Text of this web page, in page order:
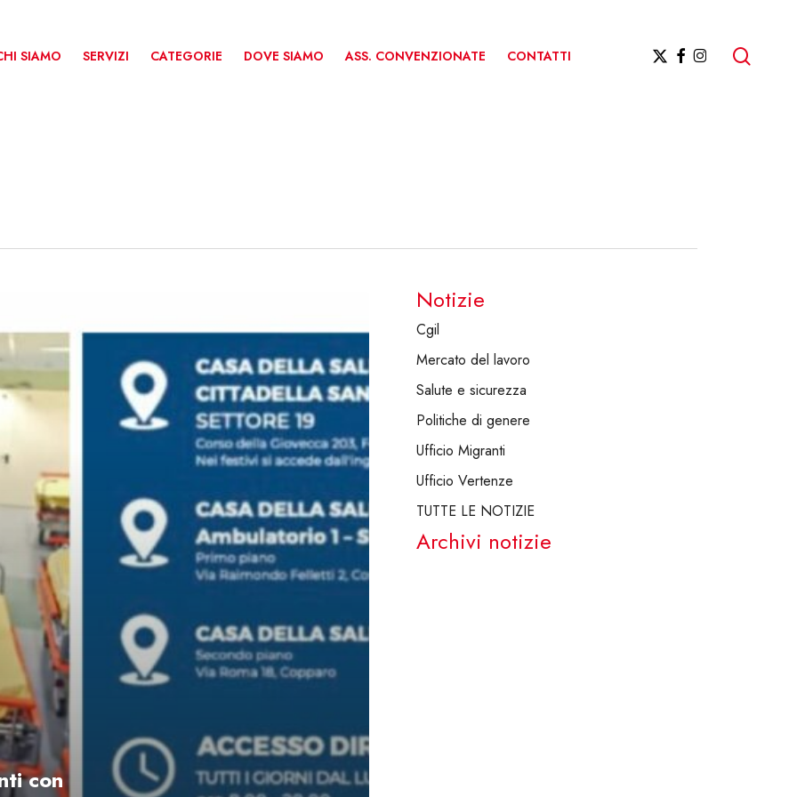
SIAMO SERVIZI CATEGORIE DOVE SIAMO ASS. CONVENZIONATE CONTATTI X-
TWITTER
FACEBOOK
INSTAGRAM
con
Notizie
Cgil
Mercato del lavoro
Salute e sicurezza
Politiche di genere
Ufficio Migranti
Ufficio Vertenze
TUTTE LE NOTIZIE
Archivi notizie